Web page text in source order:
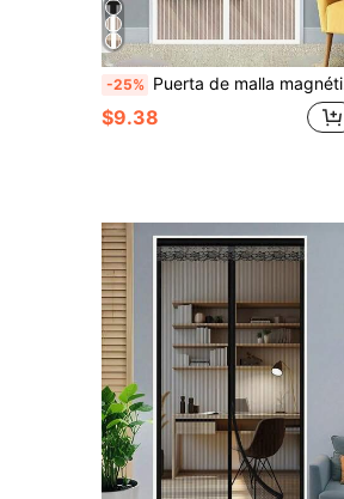
-25% Puerta de malla magnética, puerta de malla con cierre magnético - Anti-insectos y transpirable, malla reforzada - Apta para mascotas, adecuada para puerta principal, puerta corrediza
$9.38